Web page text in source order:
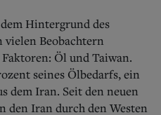
Hintergrund des
Beobachtern
Öl und Taiwan.
seines Ölbedarfs, ein
dem Iran. Seit den neuen
den Iran durch den Westen